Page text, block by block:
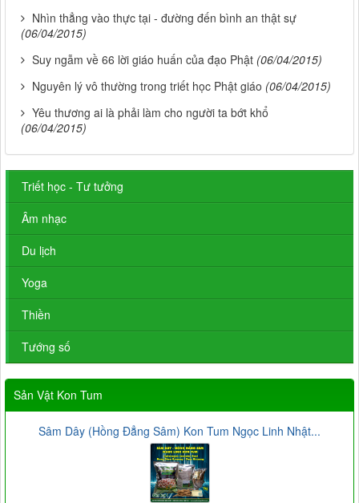
Nhìn thẳng vào thực tại - đường đến bình an thật sự
(06/04/2015)
Suy ngẫm về 66 lời giáo huấn của đạo Phật (06/04/2015)
Nguyên lý vô thường trong triết học Phật giáo (06/04/2015)
Yêu thương ai là phải làm cho người ta bớt khổ
(06/04/2015)
Triết học - Tư tưởng
Âm nhạc
Du lịch
Yoga
Thiền
Tướng số
Sản Vật Kon Tum
Sâm Dây (Hồng Đẳng Sâm) Kon Tum Ngọc Linh Nhật...